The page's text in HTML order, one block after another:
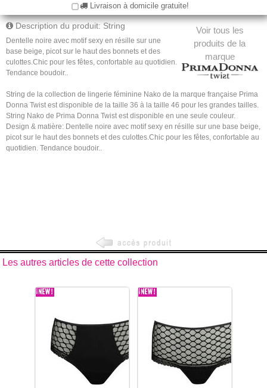
Livraison à domicile gratuite!
Voir tous les
produits de la
marque
Description du produit: String
Dentelle noire avec motif sexy en résille sur une
base beige, picot sur le haut des bonnets et des
culottes.Chic pour les fêtes, confortable au quotidien.
Tendance boudoir..
String de la collection de lingerie féminine Nako de la marque française Prima
Donna Twist est disponible de la taille 36 à la taille 46 pour les grandes tailles.
String Nako de Prima Donna Twist est disponible en une seule couleur.
Design & matière: Dentelle noire avec motif sexy en résille sur une base beige,
picot sur le haut des bonnets et des culottes.Chic pour les fêtes, confortable au
quotidien. Tendance boudoir..
Les autres articles de cette collection